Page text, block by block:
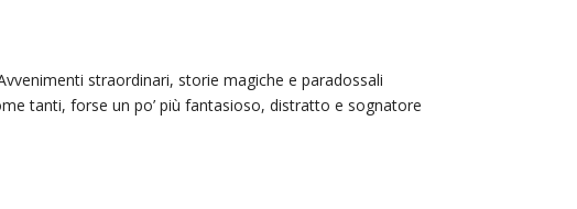
straordinari, storie magiche e paradossali
tanti, forse un po’ più fantasioso, distratto e sognatore